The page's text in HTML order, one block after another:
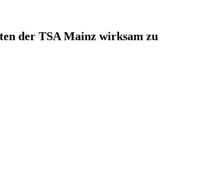
der TSA Mainz wirksam zu